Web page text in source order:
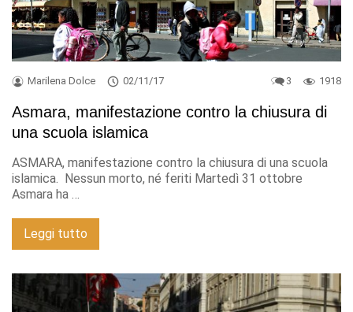
Marilena Dolce 02/11/17 3 1918
Asmara, manifestazione contro la chiusura di
una scuola islamica
ASMARA, manifestazione contro la chiusura di una scuola
islamica. Nessun morto, né feriti Martedì 31 ottobre
Asmara ha …
Leggi tutto